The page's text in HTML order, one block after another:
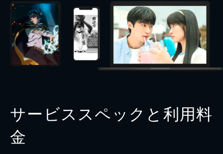
サービススペックと利用料
金